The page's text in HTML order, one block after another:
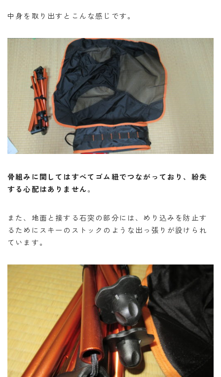
中身を取り出すとこんな感じです。
骨組みに関してはすべてゴム紐でつながっており、紛失
する心配はありません。
また、地面と接する石突の部分には、めり込みを防止す
るためにスキーのストックのような出っ張りが設けられ
ています。